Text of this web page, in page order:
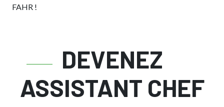
FAHR !
DEVENEZ
ASSISTANT CHEF